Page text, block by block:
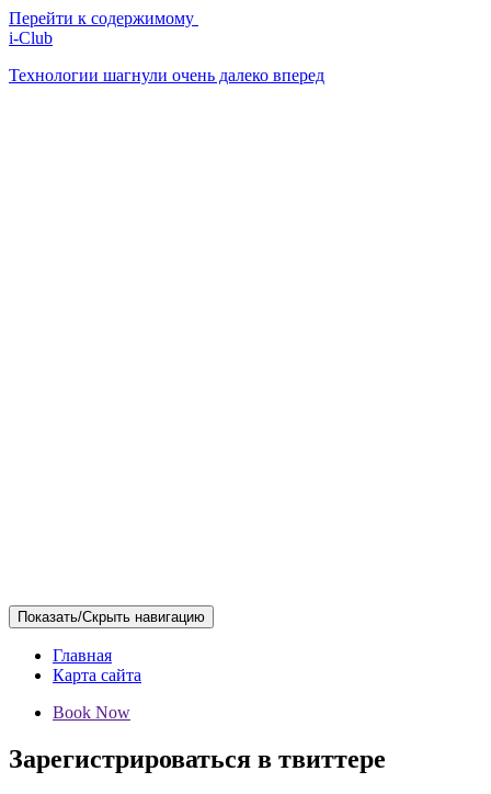
Перейти к содержимому
i-Club
Технологии шагнули очень далеко вперед
Показать/Скрыть навигацию
Главная
Карта сайта
Book Now
Зарегистрироваться в твиттере